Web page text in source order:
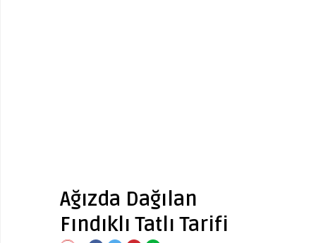
Ağızda Dağılan
Fındıklı Tatlı Tarifi